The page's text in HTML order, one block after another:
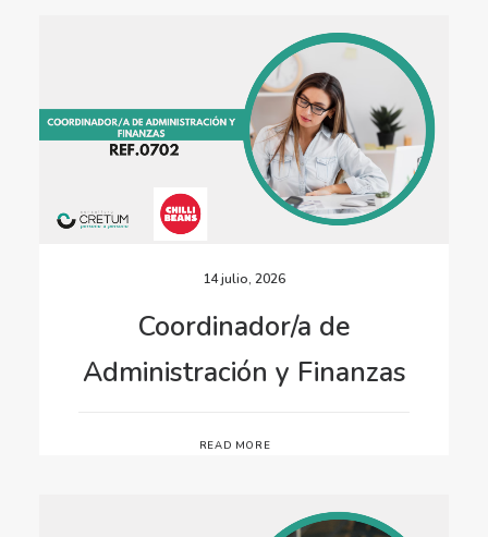
14 julio, 2026
Coordinador/a de
Administración y Finanzas
READ MORE